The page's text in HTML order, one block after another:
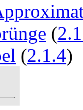
(
(2.1.4)